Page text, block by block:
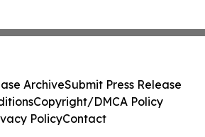
ArchiveSubmit Press Release
Copyright/DMCA Policy
PolicyContact